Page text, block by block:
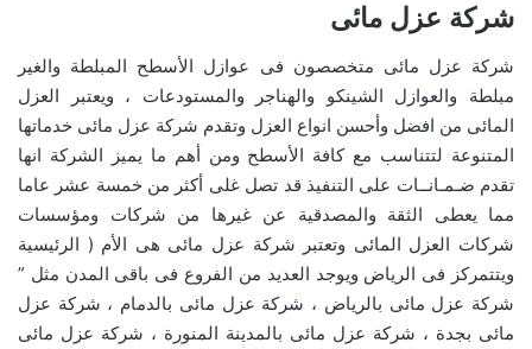
شركة عزل مائى
شركة عزل مائى متخصصون فى عوازل الأسطح المبلطة والغير
مبلطة والعوازل الشينكو والهناجر والمستودعات ، ويعتبر العزل
المائى من افضل وأحسن انواع العزل وتقدم شركة عزل مائى خدماتها
المتنوعة لتتناسب مع كافة الأسطح ومن أهم ما يميز الشركة انها
تقدم ضـمـانــات على التنفيذ قد تصل غلى أكثر من خمسة عشر عاما
مما يعطى الثقة والمصدقية عن غيرها من شركات ومؤسسات
شركات العزل المائى وتعتبر شركة عزل مائى هى الأم ( الرئيسية
ويتتمركز فى الرياض ويوجد العديد من الفروع فى باقى المدن مثل ”
شركة عزل مائى بالرياض ، شركة عزل مائى بالدمام ، شركة عزل
مائى بجدة ، شركة عزل مائى بالمدينة المنورة ، شركة عزل مائى